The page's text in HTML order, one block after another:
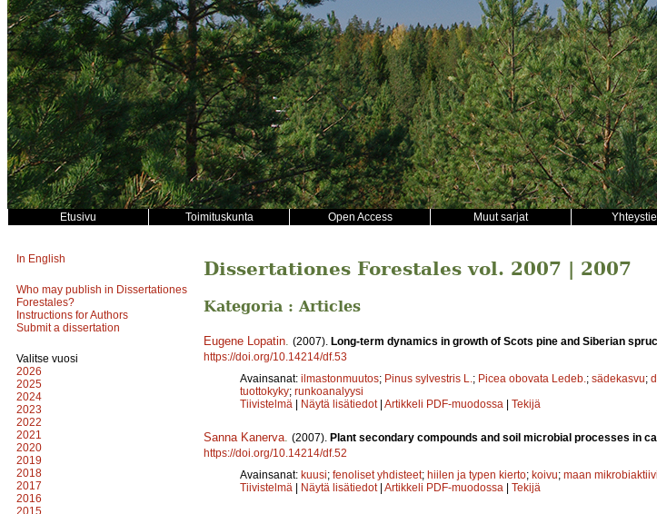
Etusivu Toimituskunta Open Access Muut sarjat
In English
Who may publish in Dissertationes
Forestales?
Instructions for Authors
Submit a dissertation
Valitse vuosi
2026
2025
2024
2023
2022
2021
2020
2019
2018
2017
2016
2015
Dissertationes Forestales vol. 2007 | 2007
Kategoria : Articles
Eugene Lopatin (2007). Long-term dynamics in growth of Scots pine and Siberian
https://doi.org/10.14214/df.53
Avainsanat: ilmastonmuutos; Pinus sylvestris L. ; Picea obovata Ledeb. ; sädekasvu;
tuottokyky; runkoanalyysi
Tiivistelmä | Näytä lisätiedot | Artikkeli PDF-muodossa | Tekijä
Sanna Kanerva (2007). Plant secondary compounds and soil microbial processes in
https://doi.org/10.14214/df.52
Avainsanat: kuusi; fenoliset yhdisteet; hiilen ja typen kierto; koivu; maan
Tiivistelmä | Näytä lisätiedot | Artikkeli PDF-muodossa | Tekijä